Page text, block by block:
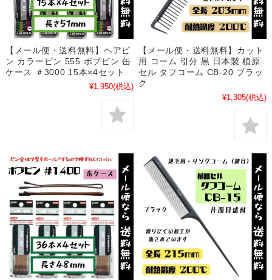
【メール便・送料無料】ヘアピ
ン カラーピン 555 ボブピン 缶
ケース ＃3000 15本×4セット
¥1,950(税込)
【メール便・送料無料】カット
用 コーム 引分 黒 日本製 植原
セル タフコーム CB-20 ブラッ
ク
¥1,305(税込)